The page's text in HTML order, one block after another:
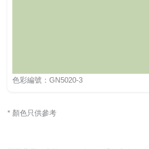
色彩編號：GN5020-3
* 顏色只供參考